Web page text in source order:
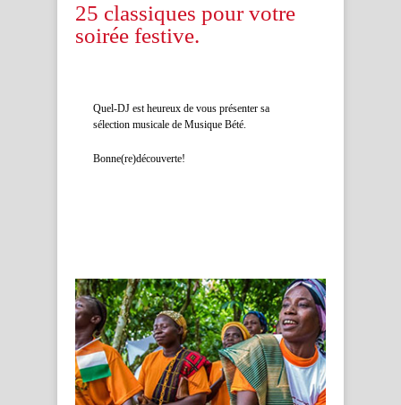
25 classiques pour votre
soirée festive.
Quel-DJ est heureux de vous présenter sa
sélection musicale de Musique Bété.
Bonne(re)découverte!